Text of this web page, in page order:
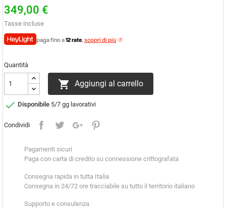
349,00 €
Tasse incluse
paga fino a12 rate, scopri di più
Quantità
 Aggiungi al carrello
 Disponibile 5/7 gg lavorativi
Condividi
Pagamenti sicuri
Paga con carta di credito su connessione crittografata
Consegna rapida in tutta Italia
Consegna in 24/72 ore tracciabile su tutto il territorio italiano
Supporto e consulenza